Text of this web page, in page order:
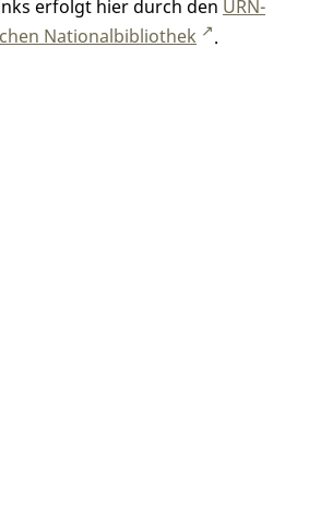
erfolgt hier durch den URN-
Nationalbibliothek
.